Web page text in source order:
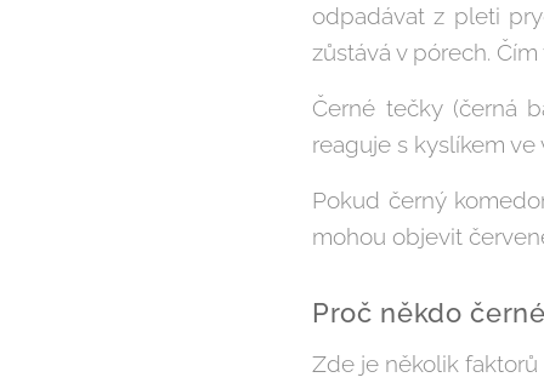
odpadávat z pleti
zůstává v pórech.
Černé tečky (černá
reaguje s kyslíkem
Pokud černý
mohou objevit
Proč někdo
Zde je několik